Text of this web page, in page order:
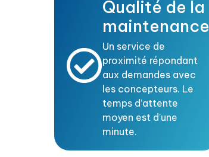
Qualité de la
maintenance
Un service de
proximité répondant
aux demandes avec
les concepteurs. Le
temps d’attente
moyen est d'une
minute.